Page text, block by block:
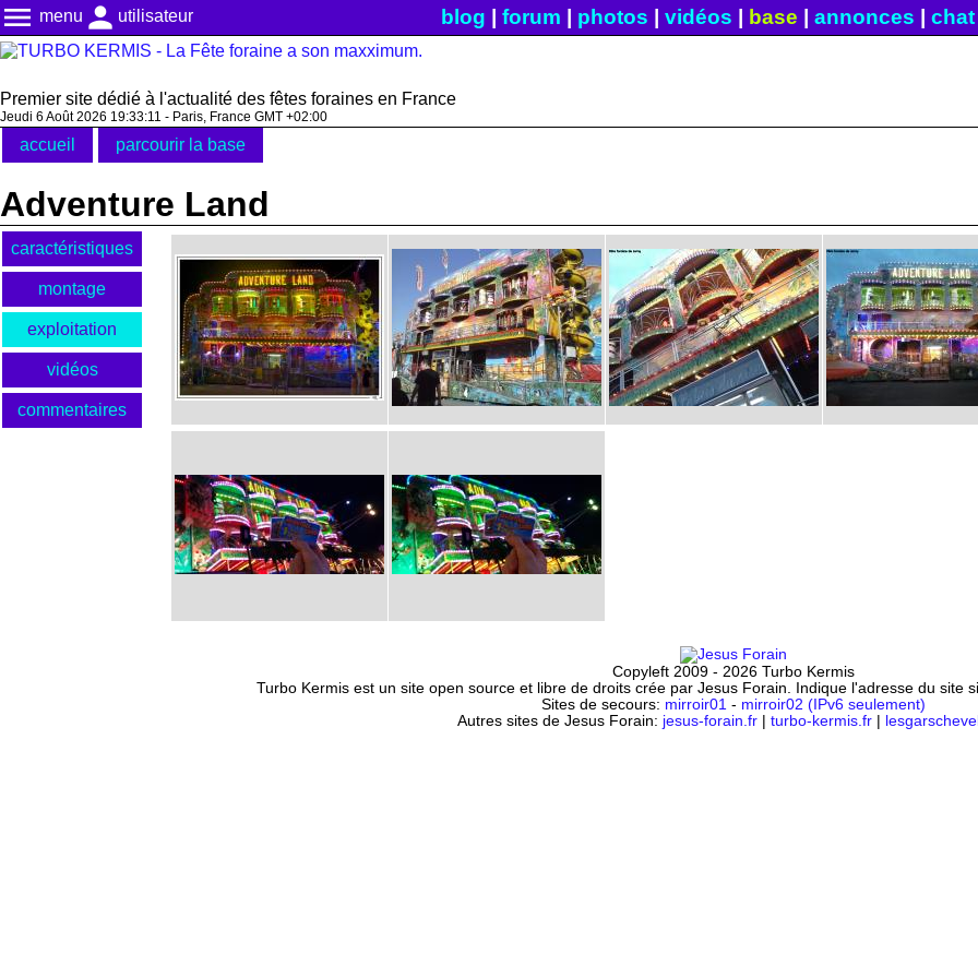
menu menu person utilisateur blog forum photos vidéos base annonces chat|
Premier site dédié à l'actualité des fêtes foraines en France
Jeudi 6 Août 2026 19:33:11 - Paris, France GMT +02:00
accueil parcourir la base
Adventure Land
caractéristiques
montage
exploitation
vidéos
commentaires
Copyleft 2009 - 2026 Turbo Kermis
Turbo Kermis est un site open source et libre de droits crée par Jesus Forain. Indique l'adresse du site
Sites de secours: mirroir01 - mirroir02 (IPv6 seulement)
Autres sites de Jesus Forain: jesus-forain.fr| turbo-kermis.fr|